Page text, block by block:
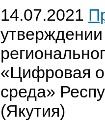
14.07.2021
«Цифровая
среда»
(Якутия)